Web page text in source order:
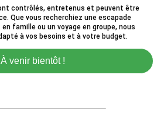
contrôlés, entretenus et peuvent être
Que vous recherchiez une escapade
famille ou un voyage en groupe, nous
à vos besoins et à votre budget.
À venir bientôt !